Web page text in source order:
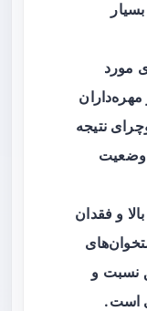
مورد
نتیجه
وضعیت
و فقدان
نسبت و
است.